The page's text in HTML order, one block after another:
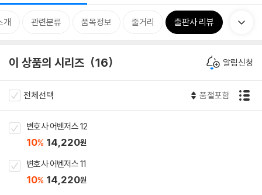
개 관련분류 품목정보 줄거리 출판사 리뷰
이 상품의 시리즈 16 알림신청
전체선택 품절포함
변호사 어벤저스 12
10% 14,220원
변호사 어벤저스 11
10% 14,220원